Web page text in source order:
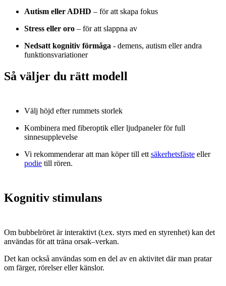
Autism eller ADHD – för att skapa fokus
Stress eller oro – för att slappna av
Nedsatt kognitiv förmåga - demens, autism eller andra
funktionsvariationer
Så väljer du rätt modell
Välj höjd efter rummets storlek
Kombinera med fiberoptik eller ljudpaneler för full
sinnesupplevelse
Vi rekommenderar att man köper till ett säkerhetsfäste eller
podie till rören.
Kognitiv stimulans
Om bubbelröret är interaktivt (t.ex. styrs med en styrenhet) kan det
användas för att träna orsak–verkan.
Det kan också användas som en del av en aktivitet där man pratar
om färger, rörelser eller känslor.